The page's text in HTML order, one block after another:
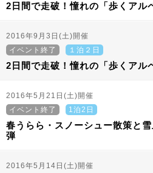
2日間で走破！憧れの「歩くアル
2016年9月3日(土)開催
イベント終了
１泊２日
2日間で走破！憧れの「歩くアル
2016年5月21日(土)開催
イベント終了
1泊2日
春うらら・スノーシュー散策と
弾
2016年5月14日(土)開催